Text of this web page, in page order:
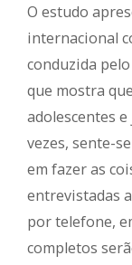
O estudo
internacional
conduzida
que mostra
adolescentes
vezes, sente-
em fazer as
entrevistadas
por telefone,
completos